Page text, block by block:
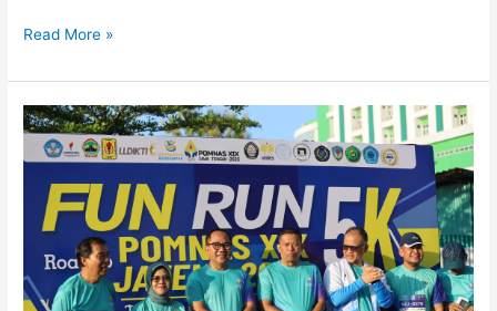
Read More »
LLDIKTI
Wilayah
VI
Dukung
“Fun
Run
Road
to